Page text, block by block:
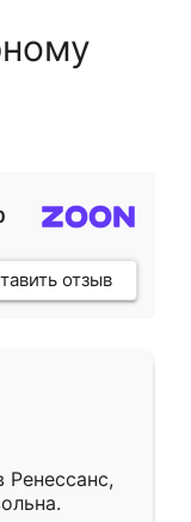
отзыв
Ренессанс,